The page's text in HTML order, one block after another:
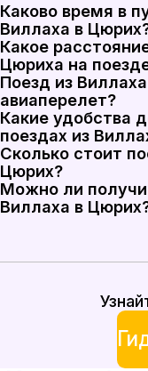
Каково время в
Виллаха в
Поездка из
Какое
Цюриха на
Расстояние,
Поезд из
авиаперелет?
Хотя полет может
Какие удобства
поездах из
Поезда из
Сколько стоит
Цюрих?
Поезд из Виллаха
Можно ли
Виллаха в